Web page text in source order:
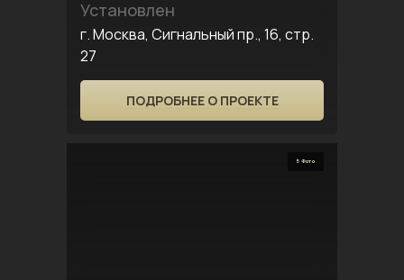
Установлен
г. Москва, Сигнальный пр., 16, стр.
27
ПОДРОБНЕЕ О ПРОЕКТЕ
5 Фото